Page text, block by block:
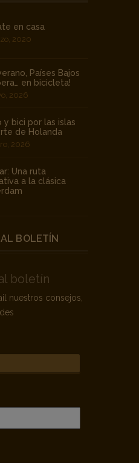
en casa
2020
Países Bajos
en bicicleta!
2026
y bici por las islas
de Holanda
2026
Una ruta
a la clásica
BOLETÍN
boletín
nuestros consejos,